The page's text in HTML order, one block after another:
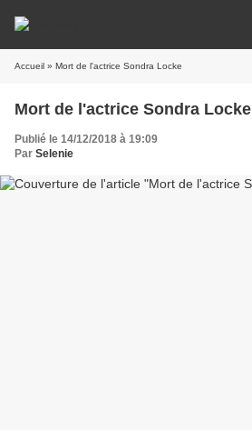
Accueil » Mort de l'actrice Sondra Locke
Mort de l'actrice Sondra Locke
Publié le 14/12/2018 à 19:09
Par Selenie